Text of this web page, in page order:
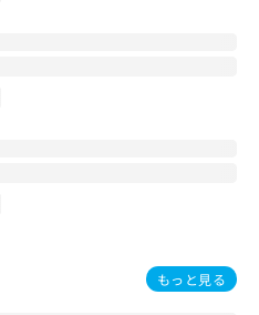
もっと見る